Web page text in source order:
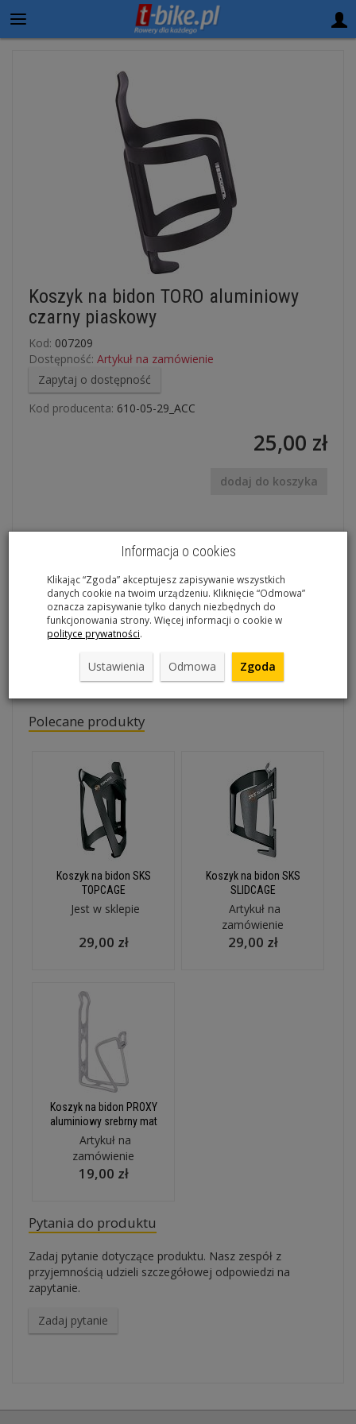
Koszyk na bidon TORO aluminiowy
czarny piaskowy
Kod: 007209
Dostępność: Artykuł na zamówienie
Zapytaj o dostępność
Kod producenta: 610-05-29_ACC
25,00 zł
dodaj do koszyka
Koszyk na bidon TORO
trzyma bidon.
Waga: 43 g
Polecane produkty
Koszyk na bidon SKS
TOPCAGE
Jest w sklepie
29,00 zł
Koszyk na bidon SKS
SLIDCAGE
Artykuł na
zamówienie
29,00 zł
Koszyk na bidon PROXY
aluminiowy srebrny mat
Artykuł na
zamówienie
19,00 zł
Pytania do produktu
Zadaj pytanie dotyczące produktu. Nasz zespół z
przyjemnością udzieli szczegółowej odpowiedzi na
zapytanie.
Zadaj pytanie
Informacja o cookies
Klikając “Zgoda” akceptujesz zapisywanie wszystkich
danych cookie na twoim urządzeniu. Kliknięcie “Odmowa”
oznacza zapisywanie tylko danych niezbędnych do
funkcjonowania strony. Więcej informacji o cookie w
polityce prywatności.
Ustawienia Odmowa Zgoda